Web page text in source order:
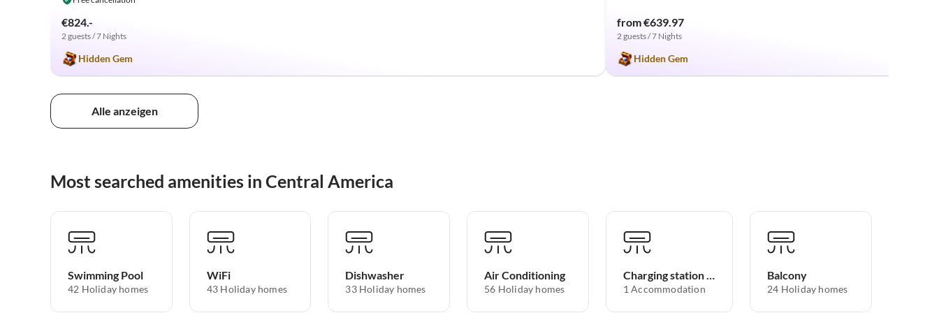
€824.-
2 guests / 7 Nights
Hidden Gem
from €639.97
2 guests / 7 Nights
Hidden Gem
Alle anzeigen
Most searched amenities in Central America
Swimming Pool
42 Holiday homes
WiFi
43 Holiday homes
Dishwasher
33 Holiday homes
Air Conditioning
56 Holiday homes
Charging station for electric cars
1 Accommodation
Balcony
24 Holiday homes